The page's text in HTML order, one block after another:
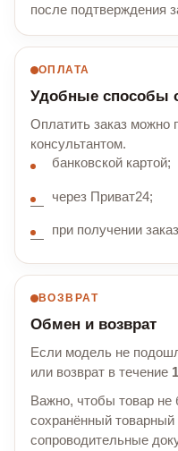
после подтверждения
ОПЛАТА
Удобные способы
Оплатить заказ можно
консультантом.
банковской картой;
через Приват24;
при получении
ВОЗВРАТ
Обмен и возврат
Если модель не
или возврат в течение
Важно, чтобы товар не
сохранённый
сопроводительные